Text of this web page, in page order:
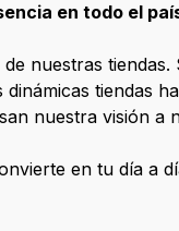
en todo el
nuestras
tiendas
nuestra visión a
en tu día a